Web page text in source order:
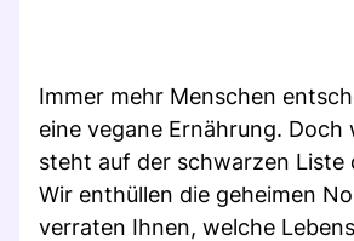
Immer mehr Menschen
eine vegane Ernährung. Doch
steht auf der schwarzen Liste
Wir enthüllen die geheimen
verraten Ihnen, welche